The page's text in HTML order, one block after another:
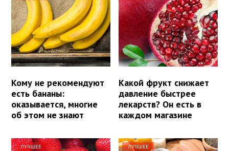
Кому не рекомендуют
есть бананы:
оказывается, многие
об этом не знают
Какой фрукт снижает
давление быстрее
лекарств? Он есть в
каждом магазине
ЛУЧШЕЕ ЛУЧШЕЕ